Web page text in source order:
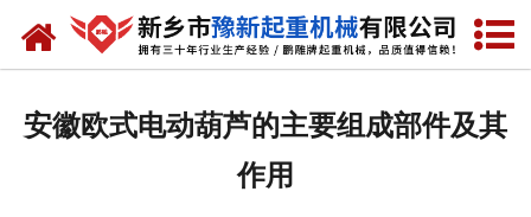
网站首页
安徽欧式电动葫芦的主要组成部件及其
作用